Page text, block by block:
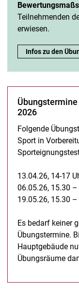
Teilnehmenden
erwiesen.
Infos zu den
2026
Folgende
Sport in
13.04.26, 14-17
06.05.26, 15.30
19.05.26, 15.30
Es bedarf keiner
Übungstermine.
Hauptgebäude
Übungsräume